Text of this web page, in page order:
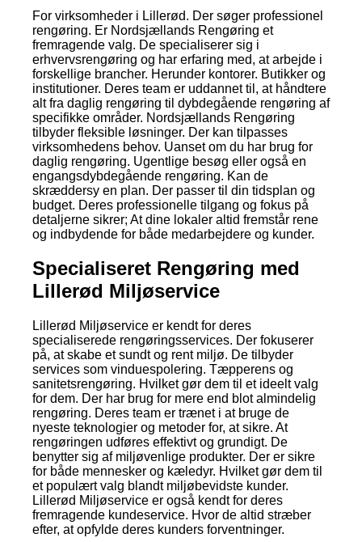
For virksomheder i Lillerød. Der søger professionel
rengøring. Er Nordsjællands Rengøring et
fremragende valg. De specialiserer sig i
erhvervsrengøring og har erfaring med, at arbejde i
forskellige brancher. Herunder kontorer. Butikker og
institutioner. Deres team er uddannet til, at håndtere
alt fra daglig rengøring til dybdegående rengøring af
specifikke områder. Nordsjællands Rengøring
tilbyder fleksible løsninger. Der kan tilpasses
virksomhedens behov. Uanset om du har brug for
daglig rengøring. Ugentlige besøg eller også en
engangsdybdegående rengøring. Kan de
skræddersy en plan. Der passer til din tidsplan og
budget. Deres professionelle tilgang og fokus på
detaljerne sikrer; At dine lokaler altid fremstår rene
og indbydende for både medarbejdere og kunder.
Specialiseret Rengøring med
Lillerød Miljøservice
Lillerød Miljøservice er kendt for deres
specialiserede rengøringsservices. Der fokuserer
på, at skabe et sundt og rent miljø. De tilbyder
services som vinduespolering. Tæpperens og
sanitetsrengøring. Hvilket gør dem til et ideelt valg
for dem. Der har brug for mere end blot almindelig
rengøring. Deres team er trænet i at bruge de
nyeste teknologier og metoder for, at sikre. At
rengøringen udføres effektivt og grundigt. De
benytter sig af miljøvenlige produkter. Der er sikre
for både mennesker og kæledyr. Hvilket gør dem til
et populært valg blandt miljøbevidste kunder.
Lillerød Miljøservice er også kendt for deres
fremragende kundeservice. Hvor de altid stræber
efter, at opfylde deres kunders forventninger.